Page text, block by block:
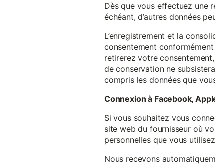
Dès que vous effectuez une
échéant, d’autres données
L’enregistrement et la
consentement conformément
retirerez votre
de conservation ne
compris les données que
Connexion à Facebook,
Si vous souhaitez vous
site web du fournisseur où
personnelles que vous
Nous recevons